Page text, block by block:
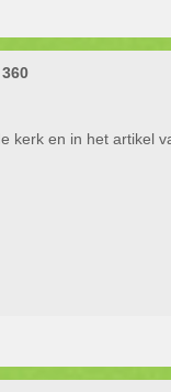
kerk en in het artikel